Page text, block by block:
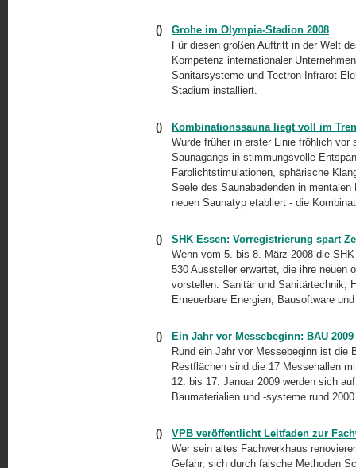
()
Grohe im Olympia-Stadion 2008
Für diesen großen Auftritt in der Welt
Kompetenz internationaler
Sanitärsysteme und Tectron Infrarot-
Stadium installiert.
()
Kombinationssauna liegt voll im
Wurde früher in erster Linie fröhlich
Saunagangs in stimmungsvolle
Farblichtstimulationen, sphärische
Seele des Saunabadenden in
neuen Saunatyp etabliert - die
()
SHK Essen: Vorregistrierung spart
Wenn vom 5. bis 8. März 2008 die
530 Aussteller erwartet, die ihre neuen
vorstellen: Sanitär und Sanitärtechnik,
Erneuerbare Energien, Bausoftware
()
Ein Jahr vor Messebeginn: BAU
Rund ein Jahr vor Messebeginn ist die
Restflächen sind die 17 Messehallen
12. bis 17. Januar 2009 werden sich
Baumaterialien und -systeme rund
()
VPB veröffentlicht Leitfaden zur
Wer sein altes Fachwerkhaus
Gefahr, sich durch falsche Methoden